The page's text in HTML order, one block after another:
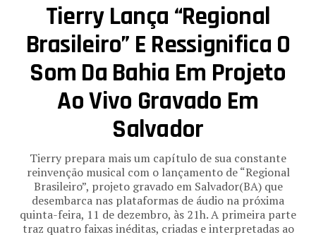
Tierry Lança “Regional
Brasileiro” E Ressignifica O
Som Da Bahia Em Projeto
Ao Vivo Gravado Em
Salvador
Tierry prepara mais um capítulo de sua constante
reinvenção musical com o lançamento de “Regional
Brasileiro”, projeto gravado em Salvador(BA) que
desembarca nas plataformas de áudio na próxima
quinta-feira, 11 de dezembro, às 21h. A primeira parte
traz quatro faixas inéditas, criadas e interpretadas ao